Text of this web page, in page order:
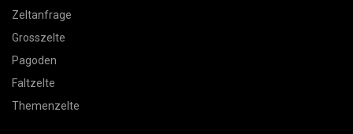
Zeltanfrage
Grosszelte
Pagoden
Faltzelte
Themenzelte